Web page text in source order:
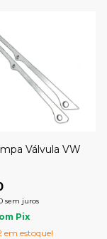
Válvula VW
sem juros
Pix
em estoque!